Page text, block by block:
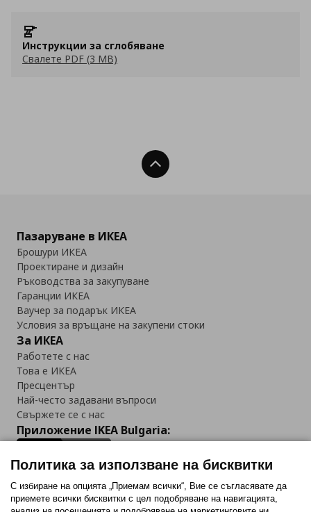
Инструкции за сглобяване
Свалете PDF (3 MB)
Нагоре
Пазаруване в ИКЕА
Брошури ИКЕА
Проектиране и дизайн
Ръководства за закупуване
Гаранции ИКЕА
Ваучер за подарък ИКЕА
Условия за връщане на закупени стоки
За ИКЕА
Работете с нас
Това е ИКЕА
Пресцентър
Най-често задавани въпроси
Свържете се с нас
Приложение IKEA Bulgaria:
Последвайте ни:
Политика за използване на бисквитки
С избиране на опцията „Приемам всички“, Вие се съгласявате да
приемете всички бисквитки с цел подобряване на навигацията,